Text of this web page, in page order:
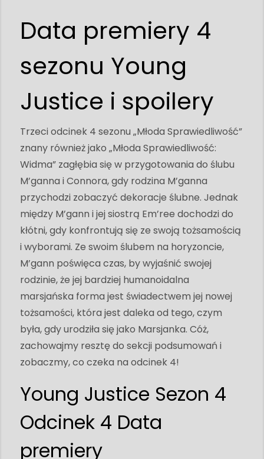
Data premiery 4
sezonu Young
Justice i spoilery
Trzeci odcinek 4 sezonu „Młoda Sprawiedliwość”
znany również jako „Młoda Sprawiedliwość:
Widma” zagłębia się w przygotowania do ślubu
M’ganna i Connora, gdy rodzina M’ganna
przychodzi zobaczyć dekoracje ślubne. Jednak
między M’gann i jej siostrą Em’ree dochodzi do
kłótni, gdy konfrontują się ze swoją tożsamością
i wyborami. Ze swoim ślubem na horyzoncie,
M’gann poświęca czas, by wyjaśnić swojej
rodzinie, że jej bardziej humanoidalna
marsjańska forma jest świadectwem jej nowej
tożsamości, która jest daleka od tego, czym
była, gdy urodziła się jako Marsjanka. Cóż,
zachowajmy resztę do sekcji podsumowań i
zobaczmy, co czeka na odcinek 4!
Young Justice Sezon 4
Odcinek 4 Data
premiery